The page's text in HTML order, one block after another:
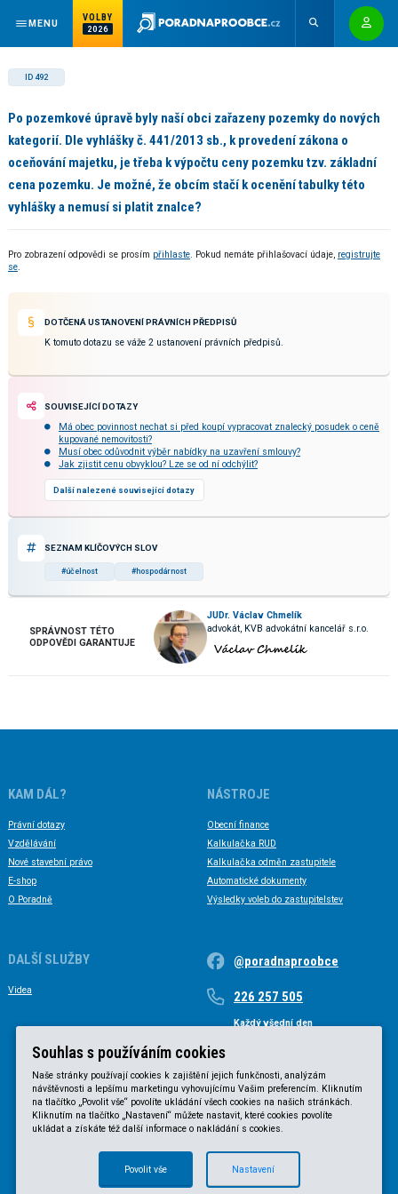
MENU
VOLBY
2026
ID 492
Po pozemkové úpravě byly naší obci zařazeny pozemky do nových
kategorií. Dle vyhlášky č. 441/2013 sb., k provedení zákona o
oceňování majetku, je třeba k výpočtu ceny pozemku tzv. základní
cena pozemku. Je možné, že obcím stačí k ocenění tabulky této
vyhlášky a nemusí si platit znalce?
Pro zobrazení odpovědi se prosím přihlaste. Pokud nemáte přihlašovací údaje, registrujte
se.
DOTČENÁ USTANOVENÍ PRÁVNÍCH PŘEDPISŮ
K tomuto dotazu se váže 2 ustanovení právních předpisů.
SOUVISEJÍCÍ DOTAZY
Má obec povinnost nechat si před koupí vypracovat znalecký posudek o ceně
kupované nemovitosti?
Musí obec odůvodnit výběr nabídky na uzavření smlouvy?
Jak zjistit cenu obvyklou? Lze se od ní odchýlit?
Další nalezené související dotazy
SEZNAM KLÍČOVÝCH SLOV
#účelnost #hospodárnost
SPRÁVNOST TÉTO
ODPOVĚDI GARANTUJE
JUDr. Václav Chmelík
advokát, KVB advokátní kancelář s.r.o.
KAM DÁL?
Právní dotazy
Vzdělávání
Nové stavební právo
E-shop
O Poradně
NÁSTROJE
Obecní finance
Kalkulačka RUD
Kalkulačka odměn zastupitele
Automatické dokumenty
Výsledky voleb do zastupitelstev
DALŠÍ SLUŽBY
Videa
@poradnaproobce
226 257 505
Každý všední den
Souhlas s používáním cookies
Naše stránky používají cookies k zajištění jejich funkčnosti, analýzám
návštěvnosti a lepšímu marketingu vyhovujícímu Vašim preferencím. Kliknutím
na tlačítko „Povolit vše“ povolíte ukládání všech cookies na našich stránkách.
Kliknutím na tlačítko „Nastavení“ můžete nastavit, které cookies povolíte
ukládat a získáte též další informace o nakládání s cookies.
Povolit vše Nastavení